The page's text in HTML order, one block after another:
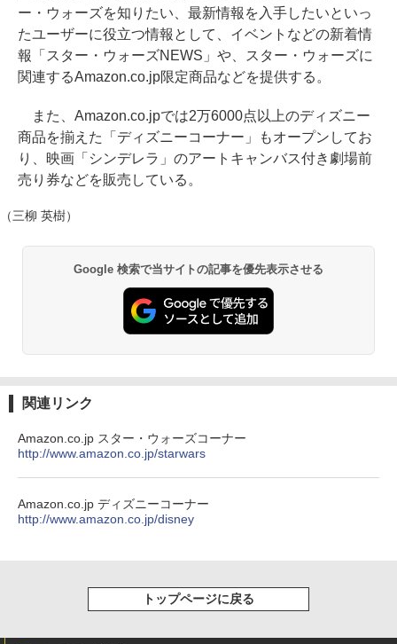
ー・ウォーズを知りたい、最新情報を入手したいといっ
たユーザーに役立つ情報として、イベントなどの新着情
報「スター・ウォーズNEWS」や、スター・ウォーズに
関連するAmazon.co.jp限定商品などを提供する。
また、Amazon.co.jpでは2万6000点以上のディズニー
商品を揃えた「ディズニーコーナー」もオープンしてお
り、映画「シンデレラ」のアートキャンバス付き劇場前
売り券などを販売している。
（三柳 英樹）
Google 検索で当サイトの記事を優先表示させる
関連リンク
Amazon.co.jp スター・ウォーズコーナー
http://www.amazon.co.jp/starwars
Amazon.co.jp ディズニーコーナー
http://www.amazon.co.jp/disney
トップページに戻る